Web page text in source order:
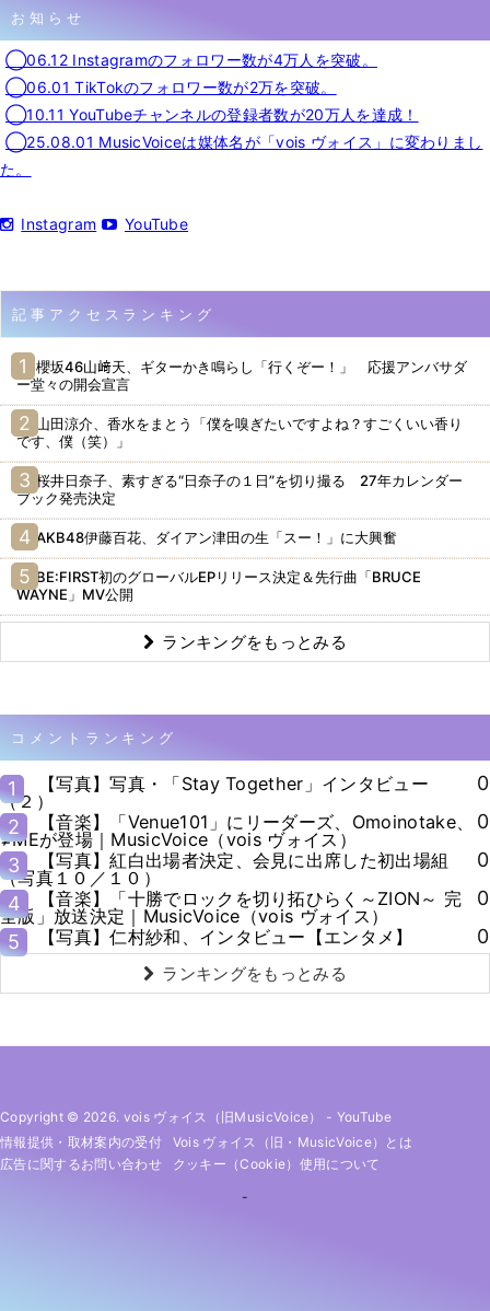
お知らせ
◯06.12 Instagramのフォロワー数が4万人を突破。
◯06.01 TikTokのフォロワー数が2万を突破。
◯10.11 YouTubeチャンネルの登録者数が20万人を達成！
◯25.08.01 MusicVoiceは媒体名が「vois ヴォイス」に変わりまし
た。
Instagram YouTube
記事アクセスランキング
櫻坂46山﨑天、ギターかき鳴らし「行くぞー！」 応援アンバサダ
ー堂々の開会宣言
山田涼介、香水をまとう「僕を嗅ぎたいですよね？すごくいい香り
です、僕（笑）」
桜井日奈子、素すぎる“日奈子の１日”を切り撮る 27年カレンダー
ブック発売決定
AKB48伊藤百花、ダイアン津田の生「スー！」に大興奮
BE:FIRST初のグローバルEPリリース決定＆先行曲「BRUCE
WAYNE」MV公開
ランキングをもっとみる
コメントランキング
1
【写真】写真・「Stay Together」インタビュー
（２）
0
2
【音楽】「Venue101」にリーダーズ、Omoinotake、
≠MEが登場｜MusicVoice（vois ヴォイス）
0
3
【写真】紅白出場者決定、会見に出席した初出場組
（写真１０／１０）
0
4
【音楽】「十勝でロックを切り拓ひらく～ZION～ 完
全版」放送決定｜MusicVoice（vois ヴォイス）
0
5
【写真】仁村紗和、インタビュー【エンタメ】 0
ランキングをもっとみる
Copyright © 2026. vois ヴォイス（旧MusicVoice） - YouTube
情報提供・取材案内の受付
Vois ヴォイス（旧・MusicVoice）とは
広告に関するお問い合わせ
クッキー（cookie）使用について
-